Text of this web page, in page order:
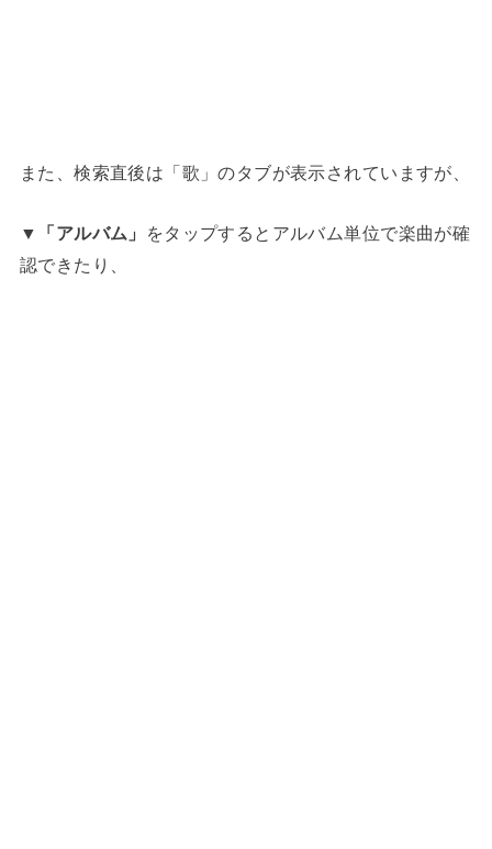
また、検索直後は「歌」のタブが表示されていますが、
▼ 「アルバム」
をタップするとアルバム単位で楽曲が確
認できたり、